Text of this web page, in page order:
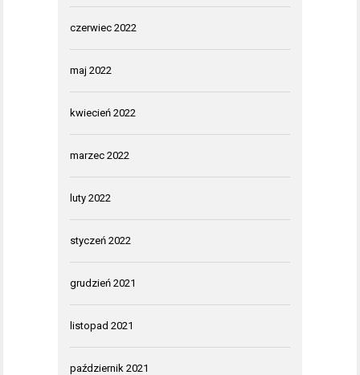
czerwiec 2022
maj 2022
kwiecień 2022
marzec 2022
luty 2022
styczeń 2022
grudzień 2021
listopad 2021
październik 2021